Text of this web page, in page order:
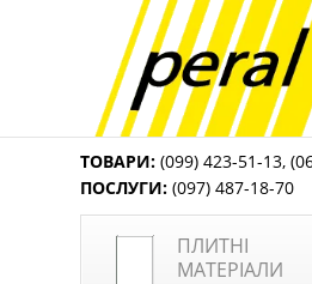
ТОВАРИ: (099) 423-51-13,
ПОСЛУГИ: (097) 487-18-70
ПЛИТНІ
МАТЕРІАЛИ